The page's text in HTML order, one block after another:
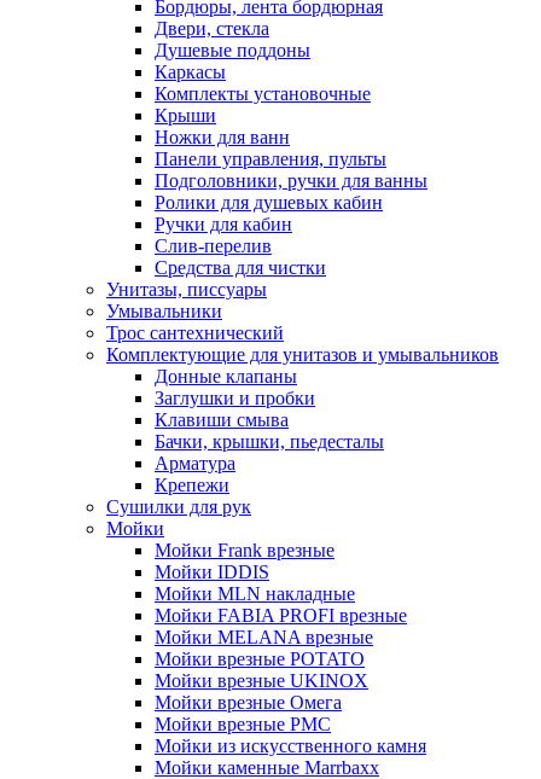
Бордюры, лента бордюрная
Двери, стекла
Душевые поддоны
Каркасы
Комплекты установочные
Крыши
Ножки для ванн
Панели управления, пульты
Подголовники, ручки для ванны
Ролики для душевых кабин
Ручки для кабин
Слив-перелив
Средства для чистки
Унитазы, писсуары
Умывальники
Трос сантехнический
Комплектующие для унитазов и умывальников
Донные клапаны
Заглушки и пробки
Клавиши смыва
Бачки, крышки, пьедесталы
Арматура
Крепежи
Сушилки для рук
Мойки
Мойки Frank врезные
Мойки IDDIS
Мойки MLN накладные
Мойки FABIA PROFI врезные
Мойки MELANA врезные
Мойки врезные POTATO
Мойки врезные UKINOX
Мойки врезные Омега
Мойки врезные РМС
Мойки из искусственного камня
Мойки каменные Marrbaxx